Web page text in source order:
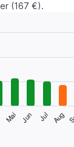
(167 €).
Mai Jun Jul Aug